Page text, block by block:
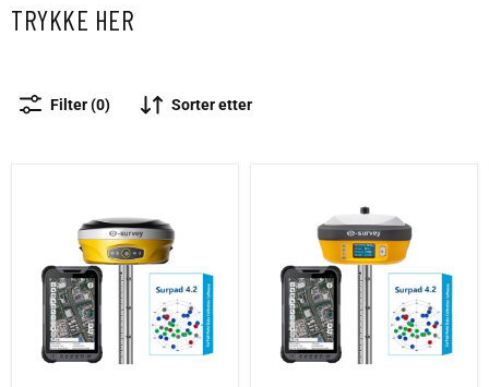
TRYKKE HER
Filter (0) Sorter etter